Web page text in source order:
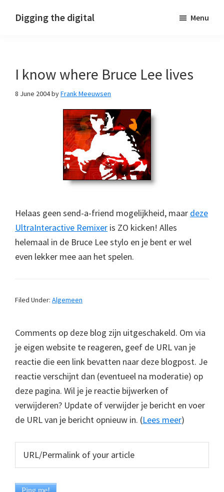
Digging the digital Menu
I know where Bruce Lee lives
8 June 2004byFrank Meeuwsen
Helaas geen send-a-friend mogelijkheid, maar deze
UltraInteractive Remixer is ZO kicken! Alles
helemaal in de Bruce Lee stylo en je bent er wel
even lekker mee aan het spelen.
Filed Under: Algemeen
Comments op deze blog zijn uitgeschakeld. Om via
je eigen website te reageren, geef de URL van je
reactie die een link bevatten naar deze blogpost. Je
reactie verschijnt dan (eventueel na moderatie) op
deze pagina. Wil je je reactie bijwerken of
verwijderen? Update of verwijder je bericht en voer
de URL van je bericht opnieuw in. (Lees meer)